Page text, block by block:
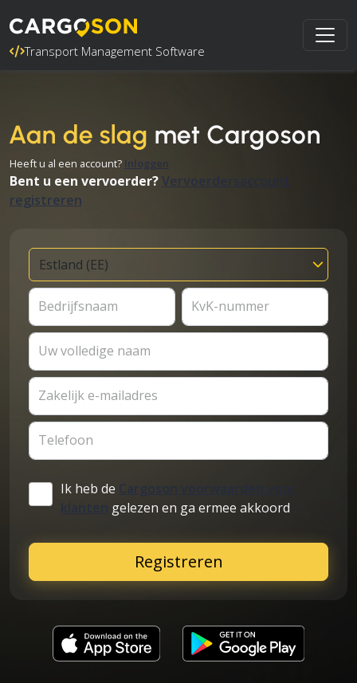
Transport Management Software
Aan de slag met Cargoson
Heeft u al een account? Inloggen
Bent u een vervoerder?Vervoerdersaccount
registreren
Bedrijfsnaam KvK-nummer
Uw volledige naam
Zakelijk e-mailadres
Telefoon
Ik heb de
Cargoson voorwaarden voor
gelezen en ga ermee akkoord
Registreren